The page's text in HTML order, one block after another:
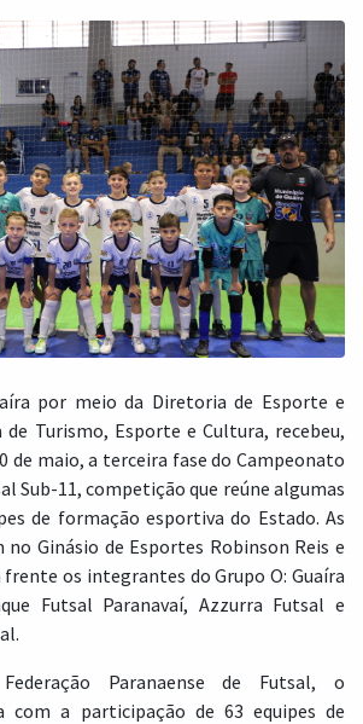
por meio da Diretoria de Esporte e
de Turismo, Esporte e Cultura, recebeu,
de maio, a terceira fase do Campeonato
Sub-11, competição que reúne algumas
de formação esportiva do Estado. As
Ginásio de Esportes Robinson Reis e
os integrantes do Grupo O: Guaíra
Futsal Paranavaí, Azzurra Futsal e
Paranaense de Futsal, o
com a participação de 63 equipes de